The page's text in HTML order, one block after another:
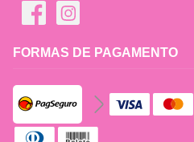
FORMAS DE PAGAMENTO